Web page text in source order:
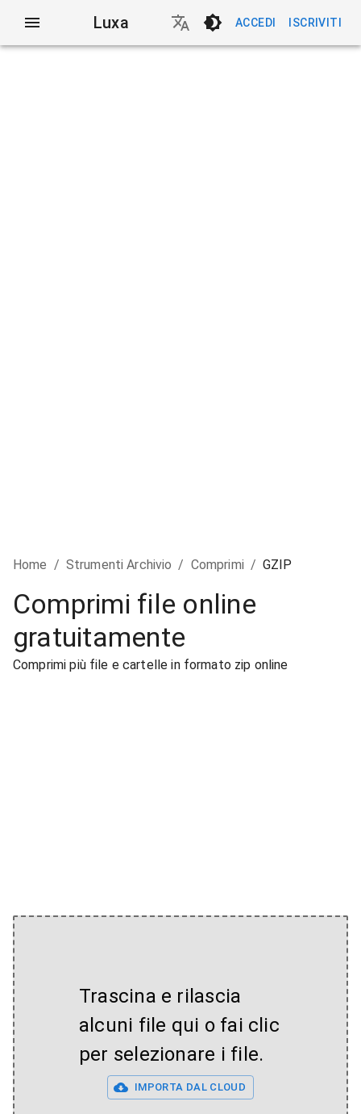
Luxa ACCEDI ISCRIVITI
Home / Strumenti Archivio / Comprimi / GZIP
Comprimi file online
gratuitamente
Comprimi più file e cartelle in formato zip online
Trascina e rilascia
alcuni file qui o fai clic
per selezionare i file.
IMPORTA DAL CLOUD